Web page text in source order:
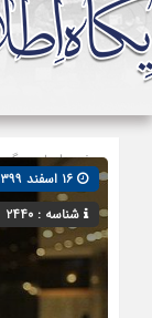
صفحه اصلی»
شناسه : ۲۴۴۰